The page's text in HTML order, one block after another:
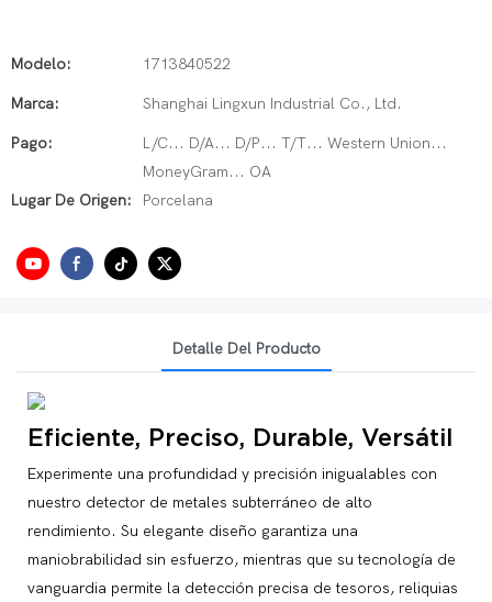
Modelo: 1713840522
Marca: Shanghai Lingxun Industrial Co., Ltd.
Pago:
L/C... D/A... D/P... T/T... Western Union...
MoneyGram... OA
Lugar De Origen:
Porcelana
Detalle Del Producto
Eficiente, Preciso, Durable, Versátil
Experimente una profundidad y precisión inigualables con
nuestro detector de metales subterráneo de alto
rendimiento. Su elegante diseño garantiza una
maniobrabilidad sin esfuerzo, mientras que su tecnología de
vanguardia permite la detección precisa de tesoros, reliquias